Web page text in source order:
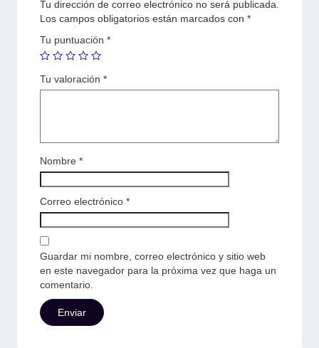
Tu dirección de correo electrónico no será publicada.
Los campos obligatorios están marcados con *
Tu puntuación *
Tu valoración *
Nombre *
Correo electrónico *
Guardar mi nombre, correo electrónico y sitio web
en este navegador para la próxima vez que haga un
comentario.